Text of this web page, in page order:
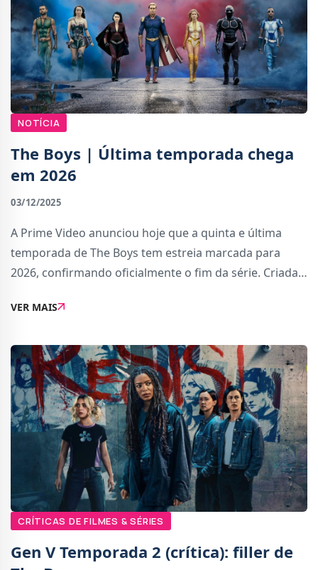
NOTÍCIA
The Boys | Última temporada chega
em 2026
03/12/2025
A Prime Video anunciou hoje que a quinta e última
temporada de The Boys tem estreia marcada para
2026, confirmando oficialmente o fim da série. Criada
Garth Ennis e Darick Robertson, a produção t
VER MAIS
CRÍTICAS DE FILMES & SÉRIES
Gen V Temporada 2 (crítica): filler de